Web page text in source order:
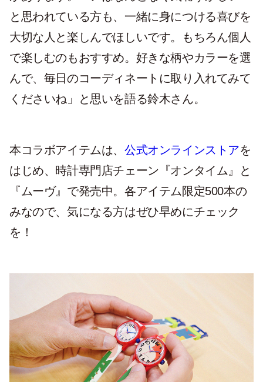
と思われている方も、一緒に身につける喜びを
大切な人と楽しんでほしいです。もちろん個人
で楽しむのもおすすめ。好きな柄やカラーを選
んで、毎日のコーディネートに取り入れてみて
くださいね」と思いを語る鈴木さん。
本コラボアイテムは、公式オンラインストアを
はじめ、時計専門店チェーン『オンタイム』と
『ムーヴ』で発売中。各アイテム限定500本の
みなので、気になる方はぜひ早めにチェック
を！